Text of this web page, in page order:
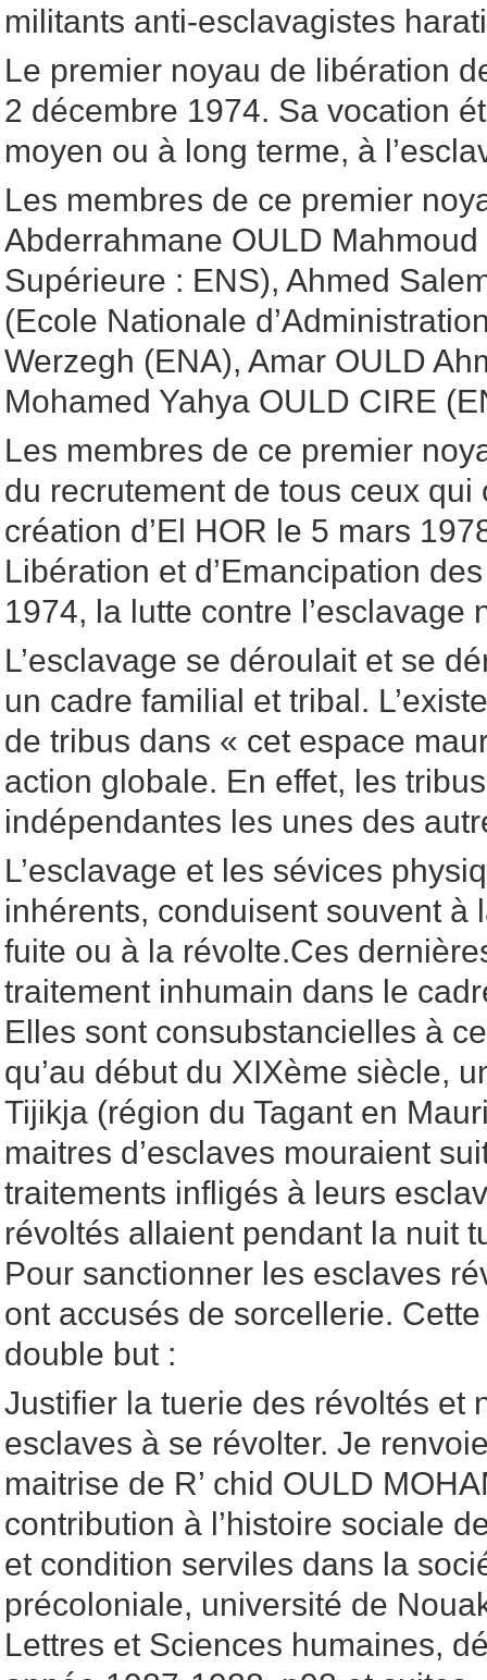
militants anti-esclavagistes
Le premier noyau de libération
2 décembre 1974. Sa vocation
moyen ou à long terme, à
Les membres de ce premier
Abderrahmane OULD
Supérieure : ENS), Ahmed
(Ecole Nationale
Werzegh (ENA), Amar OULD
Mohamed Yahya OULD CIRE
Les membres de ce premier
du recrutement de tous ceux qui
création d’El HOR le 5 mars
Libération et d’Emancipation
1974, la lutte contre l’esclavage
L’esclavage se déroulait et se
un cadre familial et tribal.
de tribus dans « cet espace
action globale. En effet, les
indépendantes les unes des
L’esclavage et les sévices
inhérents, conduisent souvent à
fuite ou à la révolte.Ces
traitement inhumain dans le
Elles sont consubstancielles à
qu’au début du XIXème siècle,
Tijikja (région du Tagant en
maitres d’esclaves mouraient
traitements infligés à leurs
révoltés allaient pendant la nuit
Pour sanctionner les esclaves
ont accusés de sorcellerie.
double but :
Justifier la tuerie des révoltés et
esclaves à se révolter. Je
maitrise de R’ chid OULD
contribution à l’histoire sociale
et condition serviles dans la
précoloniale, université de
Lettres et Sciences humaines,